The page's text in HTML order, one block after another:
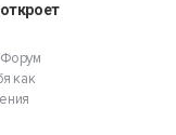
Форум
как